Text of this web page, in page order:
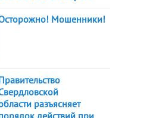
Мошенники!
разъясняет